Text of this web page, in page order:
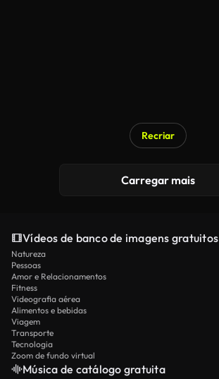
Recriar
Carregar mais
Vídeos de banco de imagens gratuitos
Natureza
Pessoas
Amor e Relacionamentos
Fitness
Videografia aérea
Alimentos e bebidas
Viagem
Transporte
Tecnologia
Zoom de fundo virtual
Música de catálogo gratuita